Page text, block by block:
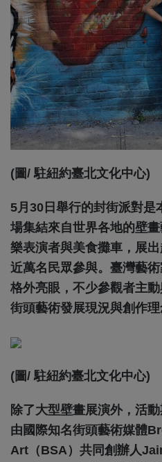
(圖/ 駐紐約臺北文化中心)
5月30日舉行的封街派對是
場集結來自世界各地的壁
樂表演者與美食攤車，展
近萬名民眾參與。臺灣藝
格外亮眼，不少參觀者主
街頭藝術發展現況與創作理
(圖/ 駐紐約臺北文化中心)
除了大型壁畫展演外，活
由國際知名街頭藝術媒體
Art（BSA）共同創辦人